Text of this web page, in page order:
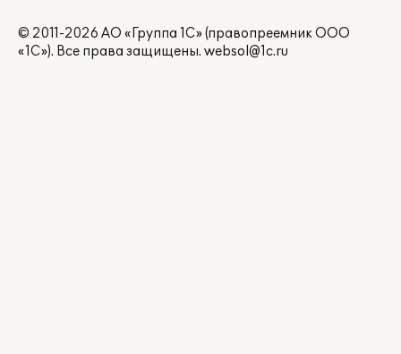
© 2011-2026 АО «Группа 1С» (правопреемник ООО
«1С»). Все права защищены. websol@1c.ru